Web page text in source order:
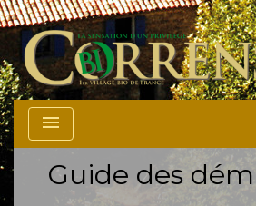
menu
Guide des